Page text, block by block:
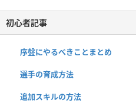
初心者記事
序盤にやるべきことまとめ
選手の育成方法
追加スキルの方法